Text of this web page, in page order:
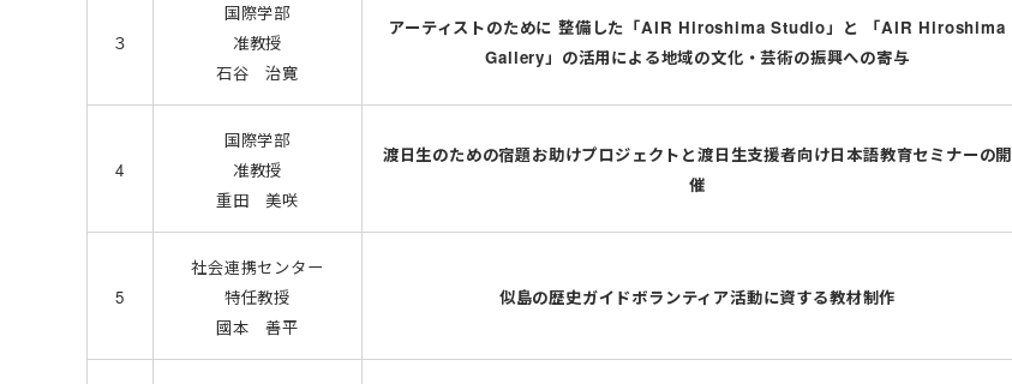
３
国際学部
准教授
石谷 治寛
アーティストのために 整備した「AIR Hiroshima Studio」と 「AIR Hiroshima
Gallery」の活用による地域の文化・芸術の振興への寄与
4
国際学部
准教授
重田 美咲
渡日生のための宿題お助けプロジェクトと渡日生支援者向け日本語教育セミナーの開
催
5
社会連携センター
特任教授
國本 善平
似島の歴史ガイドボランティア活動に資する教材制作